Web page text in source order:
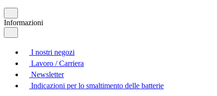
Informazioni
I nostri negozi
Lavoro / Carriera
Newsletter
Indicazioni per lo smaltimento delle batterie